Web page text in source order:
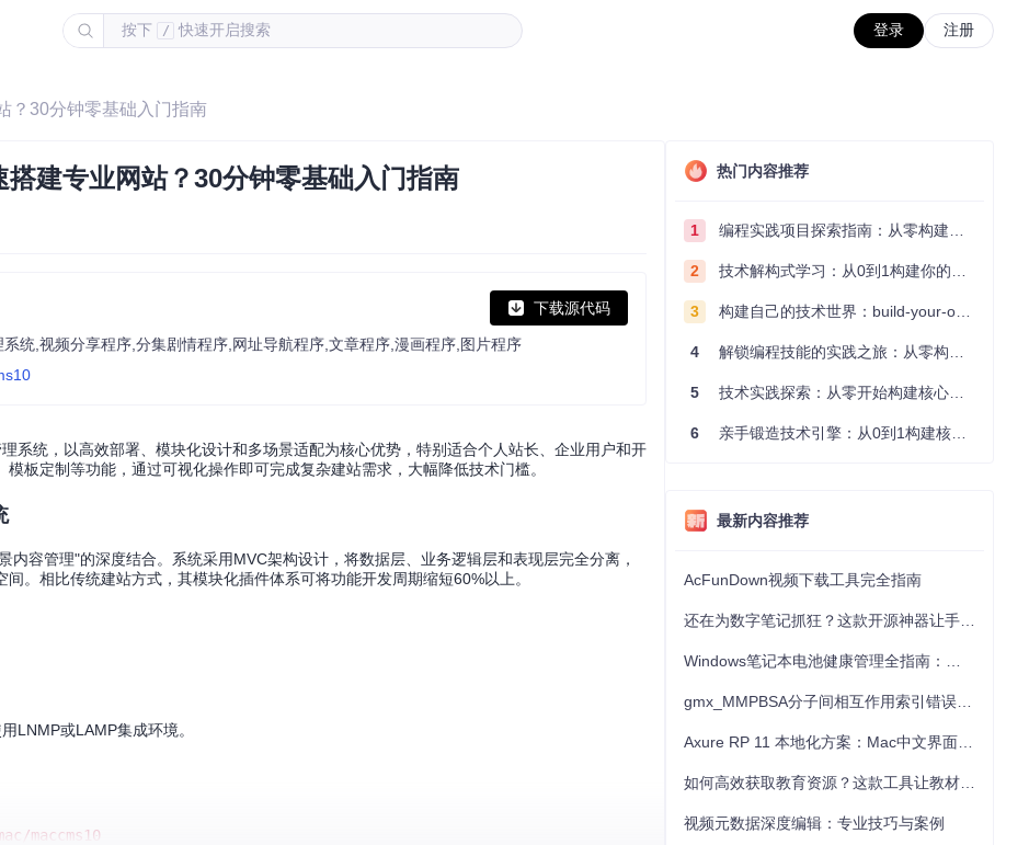
按下 / 快速开启搜索 登录 注册
？30分钟零基础入门指南
建专业网站？30分钟零基础入门指南
下载源代码
统,视频分享程序,分集剧情程序,网址导航程序,文章程序,漫画程序,图片程序
系统，以高效部署、模块化设计和多场景适配为核心优势，特别适合个人站长、企业用户和开
板定制等功能，通过可视化操作即可完成复杂建站需求，大幅降低技术门槛。
容管理"的深度结合。系统采用MVC架构设计，将数据层、业务逻辑层和表现层完全分离，
。相比传统建站方式，其模块化插件体系可将功能开发周期缩短60%以上。
LNMP或LAMP集成环境。
maccms10
热门内容推荐
1 编程实践项目探索指南：从零构建技术能力体系
2 技术解构式学习：从0到1构建你的编程知识体系
3 构建自己的技术世界：build-your-own-x项目的实践探索指南
4 解锁编程技能的实践之旅：从零构建你的技术世界
5 技术实践探索：从零开始构建核心系统的实践指南
6 亲手锻造技术引擎：从0到1构建核心系统的实践指南
最新内容推荐
AcFunDown视频下载工具完全指南
视频元数据深度编辑：专业技巧与案例